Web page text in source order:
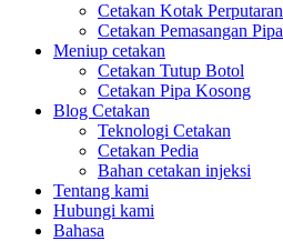
Cetakan Kotak Perputaran
Cetakan Pemasangan Pipa
Meniup cetakan
Cetakan Tutup Botol
Cetakan Pipa Kosong
Blog Cetakan
Teknologi Cetakan
Cetakan Pedia
Bahan cetakan injeksi
Tentang kami
Hubungi kami
Bahasa